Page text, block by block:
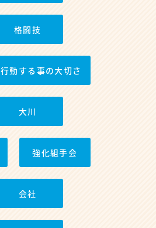
格闘技
行動する事の大切さ
大川
強化組手会
会社